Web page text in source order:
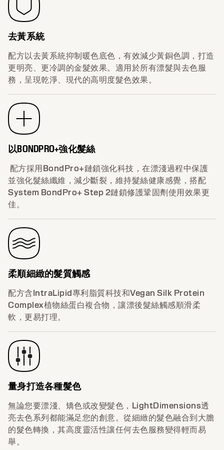
去黃系統
配方以去黃系統抑制暖色底色，有效減少黃銅色調，打造
更明亮、更冷調的金髮效果。適用於所有漂髮與去色服
務，呈現乾淨、現代的高明度髮色效果。
以BONDPRO+強化髮絲
配方採用BondPro+鏈鎖強化科技，在漂淺過程中保護
並強化髮絲纖維，減少斷裂，維持髮絲健康感覺，搭配
System BondPro+ Step 2鏈鎖修護鞏固劑使用效果更
佳。
柔順細緻的髮質觸感
配方含IntraLipid專利脂質科技和Vegan Silk Protein
Complex植物絲蛋白複合物，讓漂後髮絲觸感順滑柔
軟，更易打理。
量身打造各種髮色
無論您要漂淺、矯色或改變髮色，LightDimensions透
亮去色系列都能滿足您的創意。從細緻的髮色融合到大膽
的髮色轉換，其高度靈活性讓任何去色服務變得輕而易
舉。